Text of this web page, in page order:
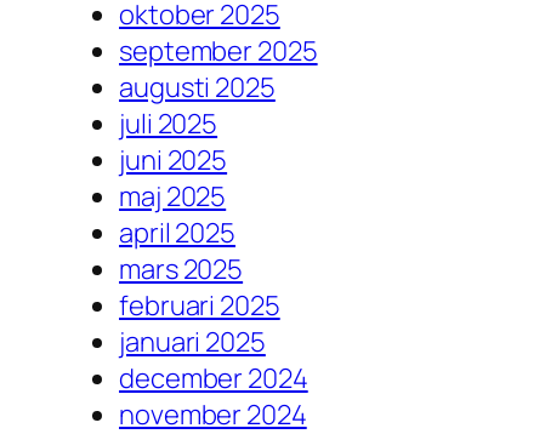
oktober 2025
september 2025
augusti 2025
juli 2025
juni 2025
maj 2025
april 2025
mars 2025
februari 2025
januari 2025
december 2024
november 2024